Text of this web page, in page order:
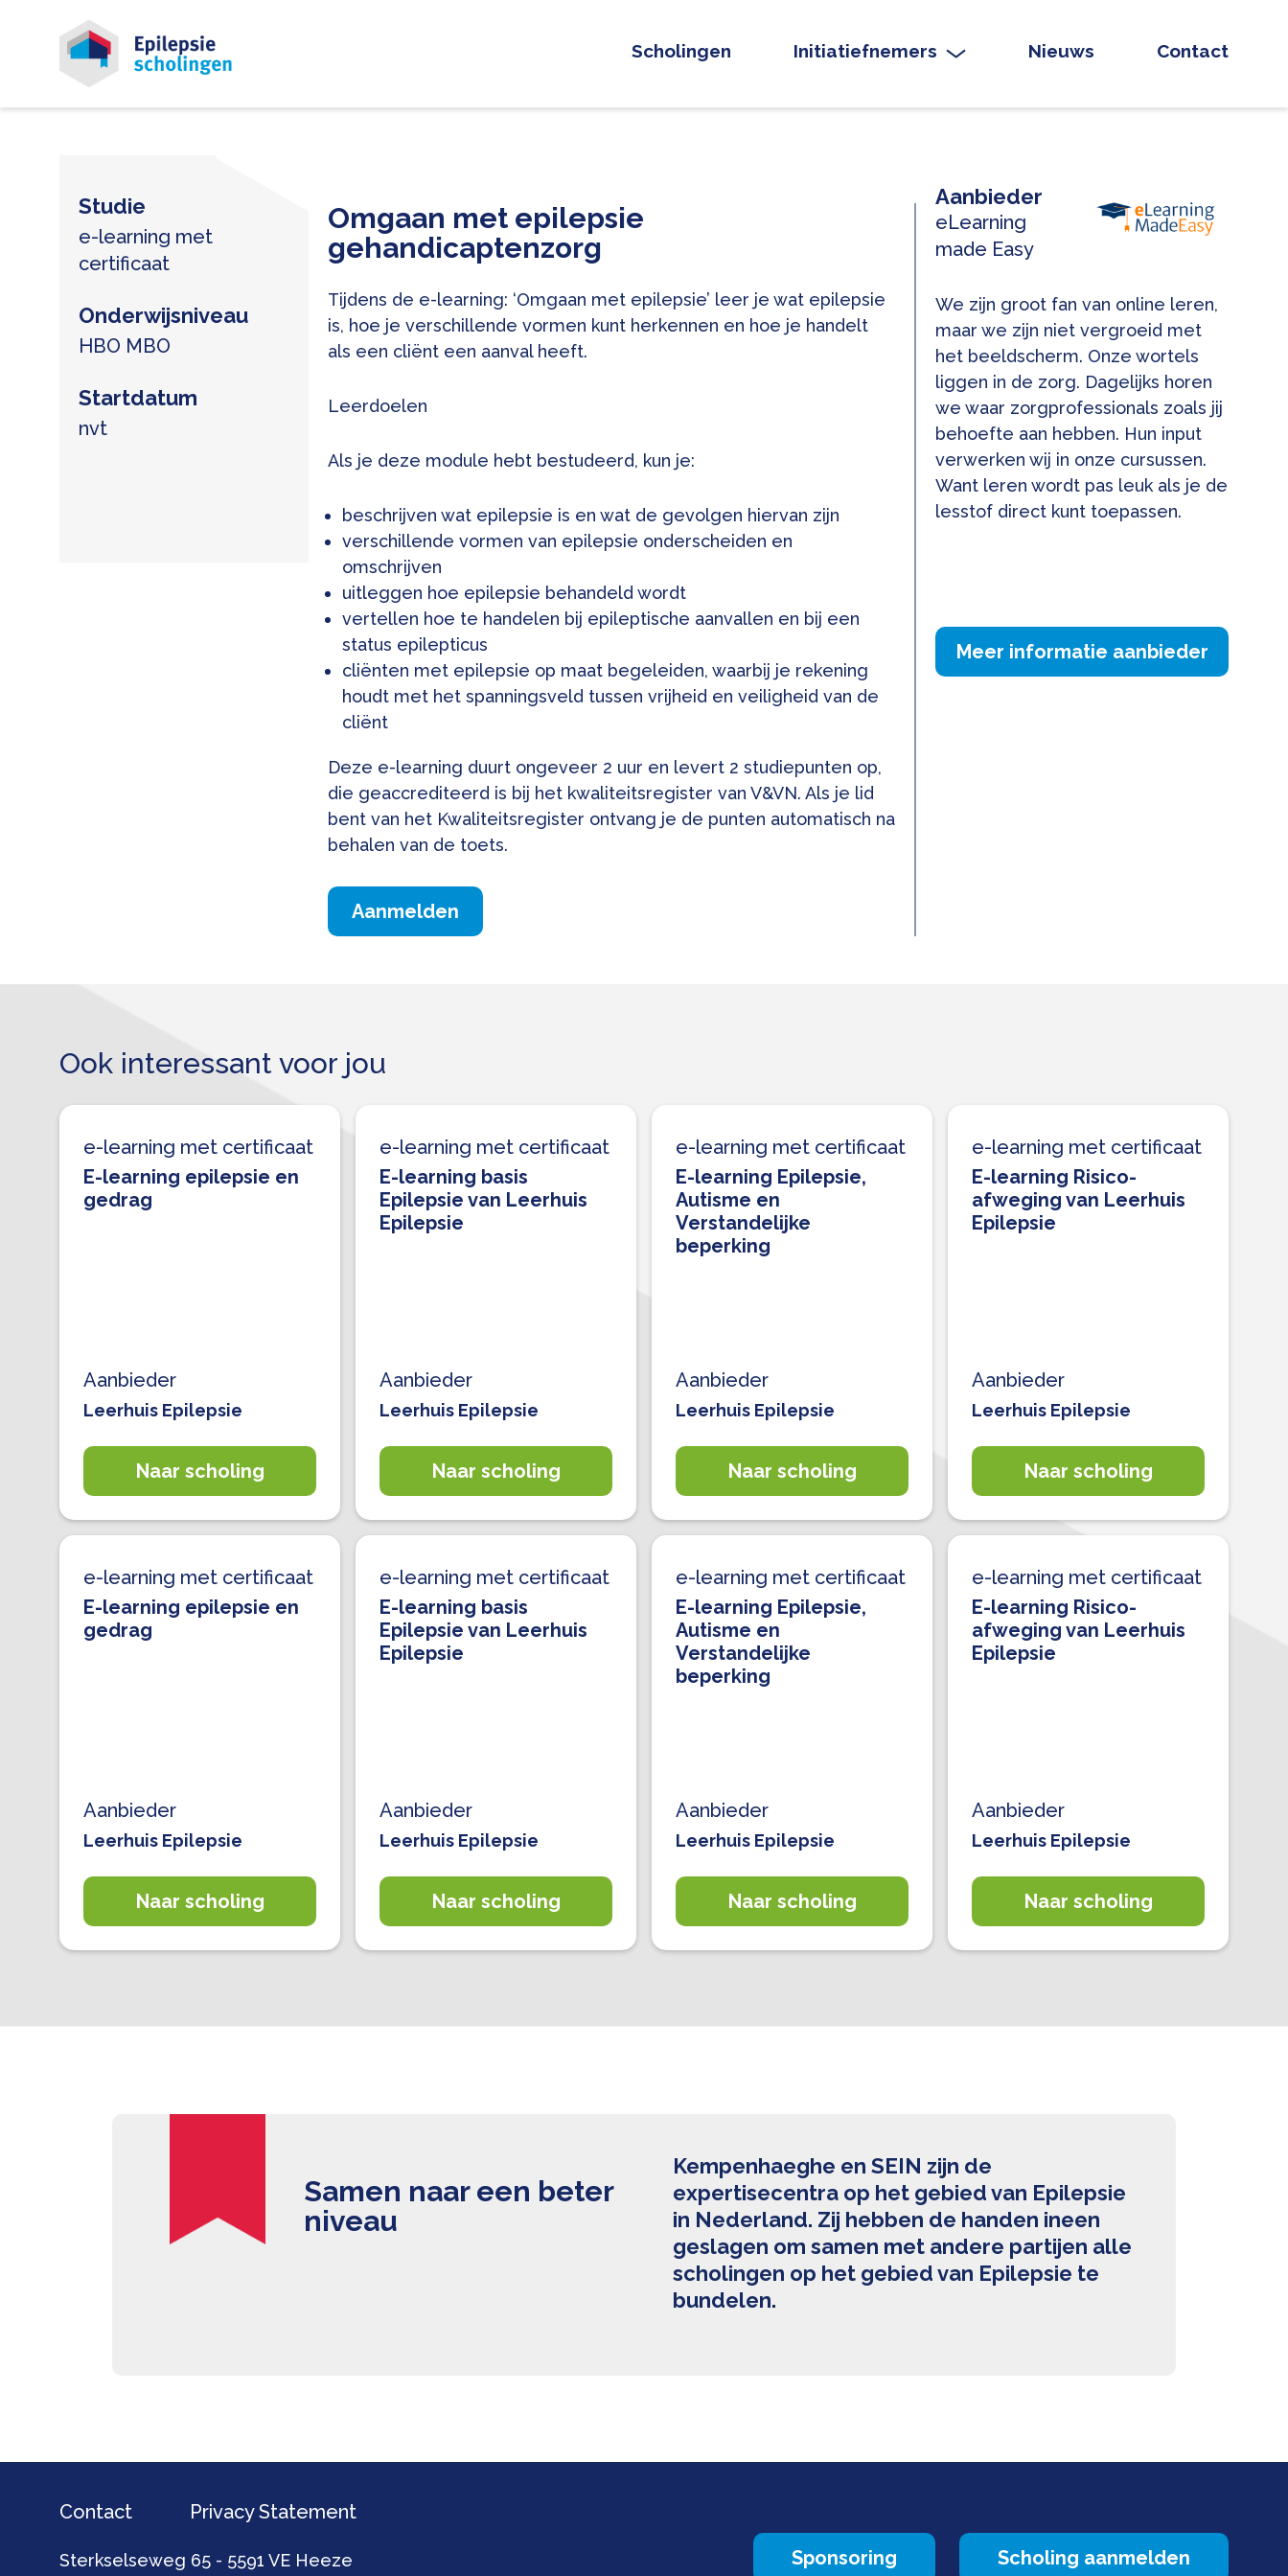
Scholingen Initiatiefnemers Nieuws Contact
Studie
e-learning met
certificaat
Onderwijsniveau
HBO MBO
Startdatum
nvt
Omgaan met epilepsie
gehandicaptenzorg
Tijdens de e-learning: ‘Omgaan met epilepsie’ leer je wat epilepsie
is, hoe je verschillende vormen kunt herkennen en hoe je handelt
als een cliënt een aanval heeft.
Leerdoelen
Als je deze module hebt bestudeerd, kun je:
beschrijven wat epilepsie is en wat de gevolgen hiervan zijn
verschillende vormen van epilepsie onderscheiden en
omschrijven
uitleggen hoe epilepsie behandeld wordt
vertellen hoe te handelen bij epileptische aanvallen en bij een
status epilepticus
cliënten met epilepsie op maat begeleiden, waarbij je rekening
houdt met het spanningsveld tussen vrijheid en veiligheid van de
cliënt
Deze e-learning duurt ongeveer 2 uur en levert 2 studiepunten op,
die geaccrediteerd is bij het kwaliteitsregister van V&VN. Als je lid
bent van het Kwaliteitsregister ontvang je de punten automatisch na
behalen van de toets.
Aanmelden
Aanbieder
eLearning
made Easy
We zijn groot fan van online leren,
maar we zijn niet vergroeid met
het beeldscherm. Onze wortels
liggen in de zorg. Dagelijks horen
we waar zorgprofessionals zoals jij
behoefte aan hebben. Hun input
verwerken wij in onze cursussen.
Want leren wordt pas leuk als je de
lesstof direct kunt toepassen.
Meer informatie aanbieder
Ook interessant voor jou
e-learning met certificaat
E-learning epilepsie en
gedrag
Aanbieder
Leerhuis Epilepsie
Naar scholing
e-learning met certificaat
E-learning basis
Epilepsie van Leerhuis
Epilepsie
Aanbieder
Leerhuis Epilepsie
Naar scholing
e-learning met certificaat
E-learning Epilepsie,
Autisme en
Verstandelijke
beperking
Aanbieder
Leerhuis Epilepsie
Naar scholing
e-learning met certificaat
E-learning Risico-
afweging van Leerhuis
Epilepsie
Aanbieder
Leerhuis Epilepsie
Naar scholing
e-learning met certificaat
E-learning epilepsie en
gedrag
Aanbieder
Leerhuis Epilepsie
Naar scholing
e-learning met certificaat
E-learning basis
Epilepsie van Leerhuis
Epilepsie
Aanbieder
Leerhuis Epilepsie
Naar scholing
e-learning met certificaat
E-learning Epilepsie,
Autisme en
Verstandelijke
beperking
Aanbieder
Leerhuis Epilepsie
Naar scholing
e-learning met certificaat
E-learning Risico-
afweging van Leerhuis
Epilepsie
Aanbieder
Leerhuis Epilepsie
Naar scholing
Samen naar een beter
niveau
Kempenhaeghe en SEIN zijn de
expertisecentra op het gebied van Epilepsie
in Nederland. Zij hebben de handen ineen
geslagen om samen met andere partijen alle
scholingen op het gebied van Epilepsie te
bundelen.
Contact Privacy Statement
Sterkselseweg 65 - 5591 VE Heeze
Sponsoring Scholing aanmelden